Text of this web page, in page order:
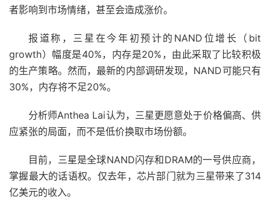
者影响到市场情绪，甚至会造成涨价。
报道称，三星在今年初预计的NAND位增长（bit
growth）幅度是40%，内存是20%，由此采取了比较积极
的生产策略。然而，最新的内部调研发现，NAND可能只有
30%，内存将不足20%。
分析师Anthea Lai认为，三星更愿意处于价格偏高、供
应紧张的局面，而不是低价换取市场份额。
目前，三星是全球NAND闪存和DRAM的一号供应商，
掌握最大的话语权。仅去年，芯片部门就为三星带来了314
亿美元的收入。